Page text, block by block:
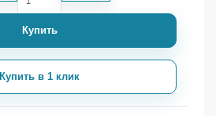
Купить
Купить в 1 клик